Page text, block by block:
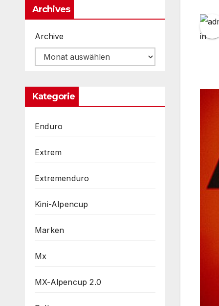
Archives
Archive
Kategorie
Enduro
Extrem
Extremenduro
Kini-Alpencup
Marken
Mx
MX-Alpencup 2.0